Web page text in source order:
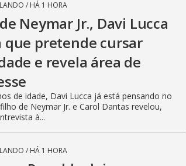
/ HÁ 1 HORA
Neymar Jr., Davi Lucca
que pretende cursar
e revela área de
de idade, Davi Lucca já está pensando no
de Neymar Jr. e Carol Dantas revelou,
à...
/ HÁ 1 HORA